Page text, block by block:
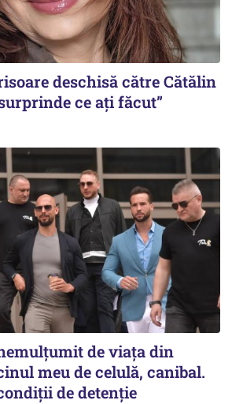
deschisă către Cătălin
ce ați făcut”
de viața din
meu de celulă, canibal.
de detenție